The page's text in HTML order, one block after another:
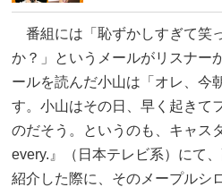
番組には「恥ずかしすぎて笑
か？」というメールがリスナー
ールを読んだ小山は「オレ、今
す。小山はその日、早く起きて
のだそう。というのも、キャス
every.』（日本テレビ系）にて
紹介した際に、そのメープルシ